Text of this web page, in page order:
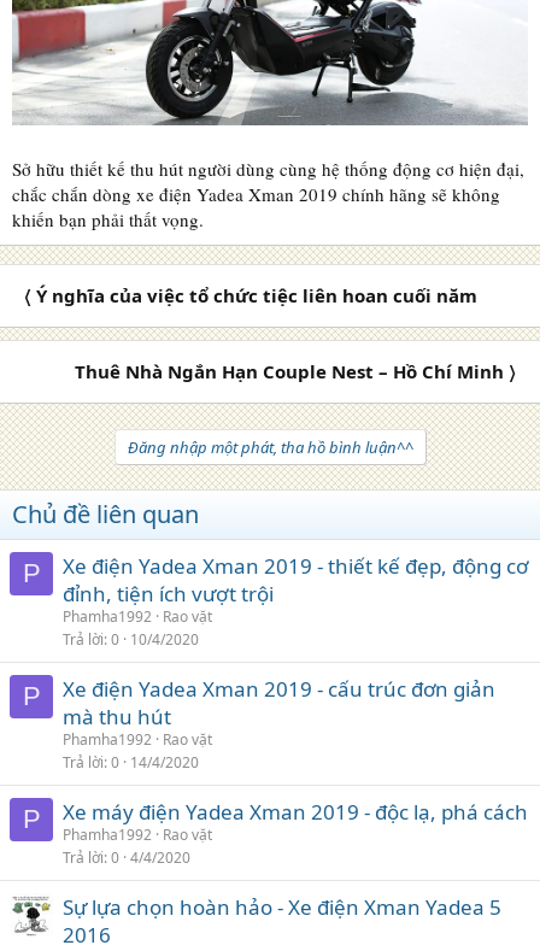
Sở hữu thiết kế thu hút người dùng cùng hệ thống động cơ hiện đại,
chắc chắn dòng xe điện Yadea Xman 2019 chính hãng sẽ không
khiến bạn phải thất vọng.
〈 Ý nghĩa của việc tổ chức tiệc liên hoan cuối năm
Thuê Nhà Ngắn Hạn Couple Nest – Hồ Chí Minh 〉
Đăng nhập một phát, tha hồ bình luận^^
Chủ đề liên quan
P
Xe điện Yadea Xman 2019 - thiết kế đẹp, động cơ
đỉnh, tiện ích vượt trội
Phamha1992 Rao vặt
Trả lời 0 10/4/2020
P
Xe điện Yadea Xman 2019 - cấu trúc đơn giản
mà thu hút
Phamha1992 Rao vặt
Trả lời 0 14/4/2020
P Xe máy điện Yadea Xman 2019 - độc lạ, phá cách
Phamha1992 Rao vặt
Trả lời 0 4/4/2020
Sự lựa chọn hoàn hảo - Xe điện Xman Yadea 5
2016